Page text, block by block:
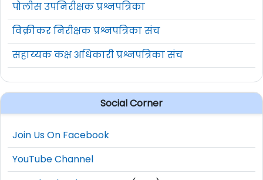
पोलीस उपनिरीक्षक प्रश्नपत्रिका
विक्रीकर निरीक्षक प्रश्नपत्रिका संच
सहाय्यक कक्ष अधिकारी प्रश्नपत्रिका संच
Social Corner
Join Us On Facebook
YouTube Channel